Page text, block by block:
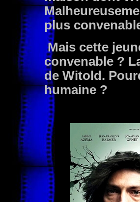
plus
Mais cette
convenable ?
de Witold.
humaine ?